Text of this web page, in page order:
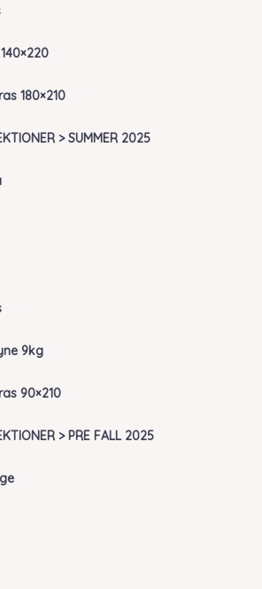
180×210
> SUMMER 2025
9kg
90×210
> PRE FALL 2025